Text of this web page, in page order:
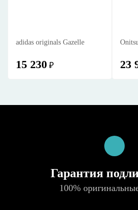
adidas originals Gazelle
15 230 ₽ 23
Гарантия
100%